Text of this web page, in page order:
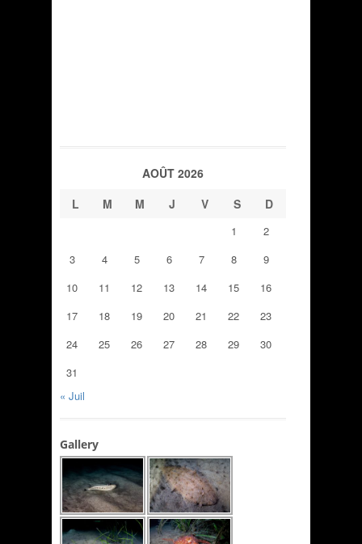
AOÛT 2026
L
M M J V S D
1
2
3
4 5 6 7 8
9
10
11 12 13 14 15
16
17
18 19 20 21 22
23
24
25 26 27 28 29
30
31
« Juil
Gallery